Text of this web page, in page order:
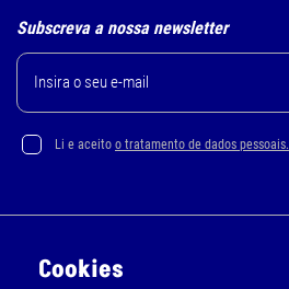
Subscreva a nossa newsletter
Li e aceito o tratamento de dados pessoais.
Cookies